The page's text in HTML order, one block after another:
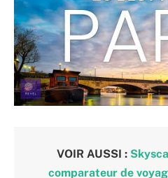
VOIR AUSSI :
comparateur de